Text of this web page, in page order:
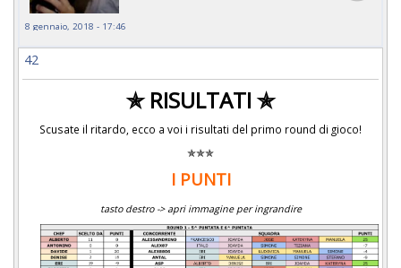
8 gennaio, 2018 - 17:46
42
✯ RISULTATI ✯
Scusate il ritardo, ecco a voi i risultati del primo round di gioco!
✯✯✯
I PUNTI
tasto destro -> apri immagine per ingrandire